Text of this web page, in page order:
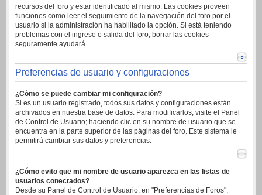
recursos del foro y estar identificado al mismo. Las cookies proveen
funciones como leer el seguimiento de la navegación del foro por el
usuario si la administración ha habilitado la opción. Si está teniendo
problemas con el ingreso o salida del foro, borrar las cookies
seguramente ayudará.
Preferencias de usuario y configuraciones
¿Cómo se puede cambiar mi configuración?
Si es un usuario registrado, todos sus datos y configuraciones están
archivados en nuestra base de datos. Para modificarlos, visite el Panel
de Control de Usuario; haciendo clic en su nombre de usuario que se
encuentra en la parte superior de las páginas del foro. Este sistema le
permitirá cambiar sus datos y preferencias.
¿Cómo evito que mi nombre de usuario aparezca en las listas de
usuarios conectados?
Desde su Panel de Control de Usuario, en "Preferencias de Foros",